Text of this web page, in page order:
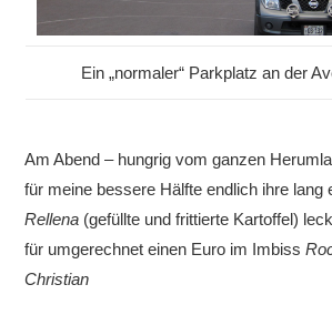
Ein „normaler“ Parkplatz an der
Am Abend – hungrig vom ganzen
für meine bessere Hälfte endlich ihre lang
Rellena (gefüllte und frittierte Kartoffel)
für umgerechnet einen Euro im Imbiss
Christian